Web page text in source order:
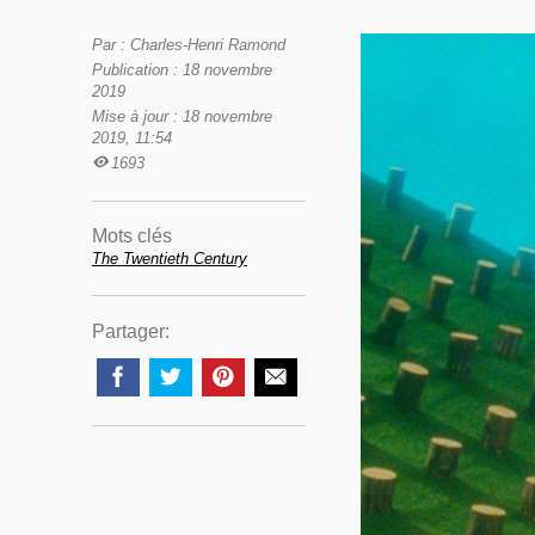
Par : Charles-Henri Ramond
Publication : 18 novembre
2019
Mise à jour : 18 novembre
2019, 11:54
1693
Mots clés
The Twentieth Century
Partager: